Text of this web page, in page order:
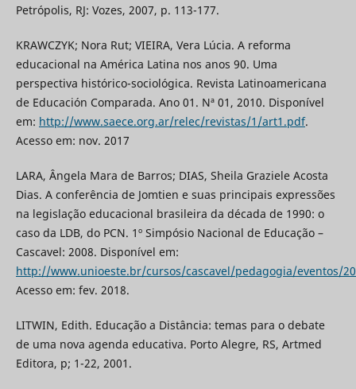
Petrópolis, RJ: Vozes, 2007, p. 113-177.
KRAWCZYK; Nora Rut; VIEIRA, Vera Lúcia. A reforma
educacional na América Latina nos anos 90. Uma
perspectiva histórico-sociológica. Revista Latinoamericana
de Educación Comparada. Ano 01. Nª 01, 2010. Disponível
em: http://www.saece.org.ar/relec/revistas/1/art1.pdf.
Acesso em: nov. 2017
LARA, Ângela Mara de Barros; DIAS, Sheila Graziele Acosta
Dias. A conferência de Jomtien e suas principais expressões
na legislação educacional brasileira da década de 1990: o
caso da LDB, do PCN. 1º Simpósio Nacional de Educação –
Cascavel: 2008. Disponível em:
http://www.unioeste.br/cursos/cascavel/pedagogia/eventos/
Acesso em: fev. 2018.
LITWIN, Edith. Educação a Distância: temas para o debate
de uma nova agenda educativa. Porto Alegre, RS, Artmed
Editora, p; 1-22, 2001.